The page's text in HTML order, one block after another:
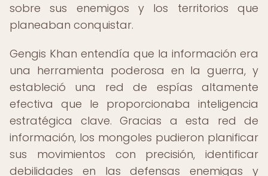
sobre sus enemigos y los territorios que
planeaban conquistar.
Gengis Khan entendía que la información era
una herramienta poderosa en la guerra, y
estableció una red de espías altamente
efectiva que le proporcionaba inteligencia
estratégica clave. Gracias a esta red de
información, los mongoles pudieron planificar
sus movimientos con precisión, identificar
debilidades en las defensas enemigas y